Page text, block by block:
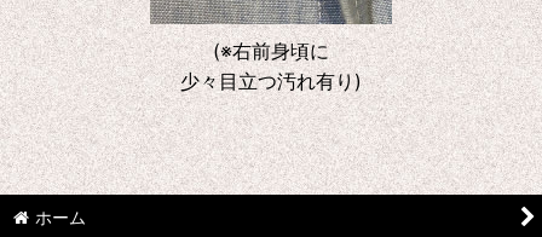
(※右前身頃に
少々目立つ汚れ有り)
ホーム